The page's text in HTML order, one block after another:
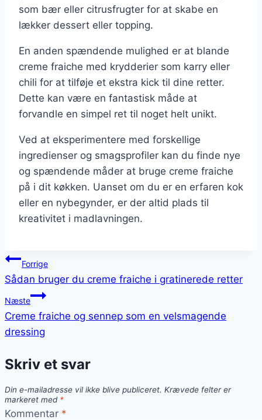
som bær eller citrusfrugter for at skabe en
lækker dessert eller topping.
En anden spændende mulighed er at blande
creme fraiche med krydderier som karry eller
chili for at tilføje et ekstra kick til dine retter.
Dette kan være en fantastisk måde at
forvandle en simpel ret til noget helt unikt.
Ved at eksperimentere med forskellige
ingredienser og smagsprofiler kan du finde nye
og spændende måder at bruge creme fraiche
på i dit køkken. Uanset om du er en erfaren kok
eller en nybegynder, er der altid plads til
kreativitet i madlavningen.
Indlægsnavigation
Forrige
Sådan bruger du creme fraiche i gratinerede retter
Næste
Creme fraiche og sennep som en velsmagende
dressing
Skriv et svar
Din e-mailadresse vil ikke blive publiceret. Krævede felter er
markeret med *
Kommentar *